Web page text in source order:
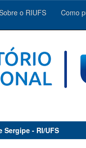
o RIUFS Como
- RI/UFS